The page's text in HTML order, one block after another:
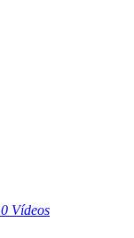
0 Vídeos